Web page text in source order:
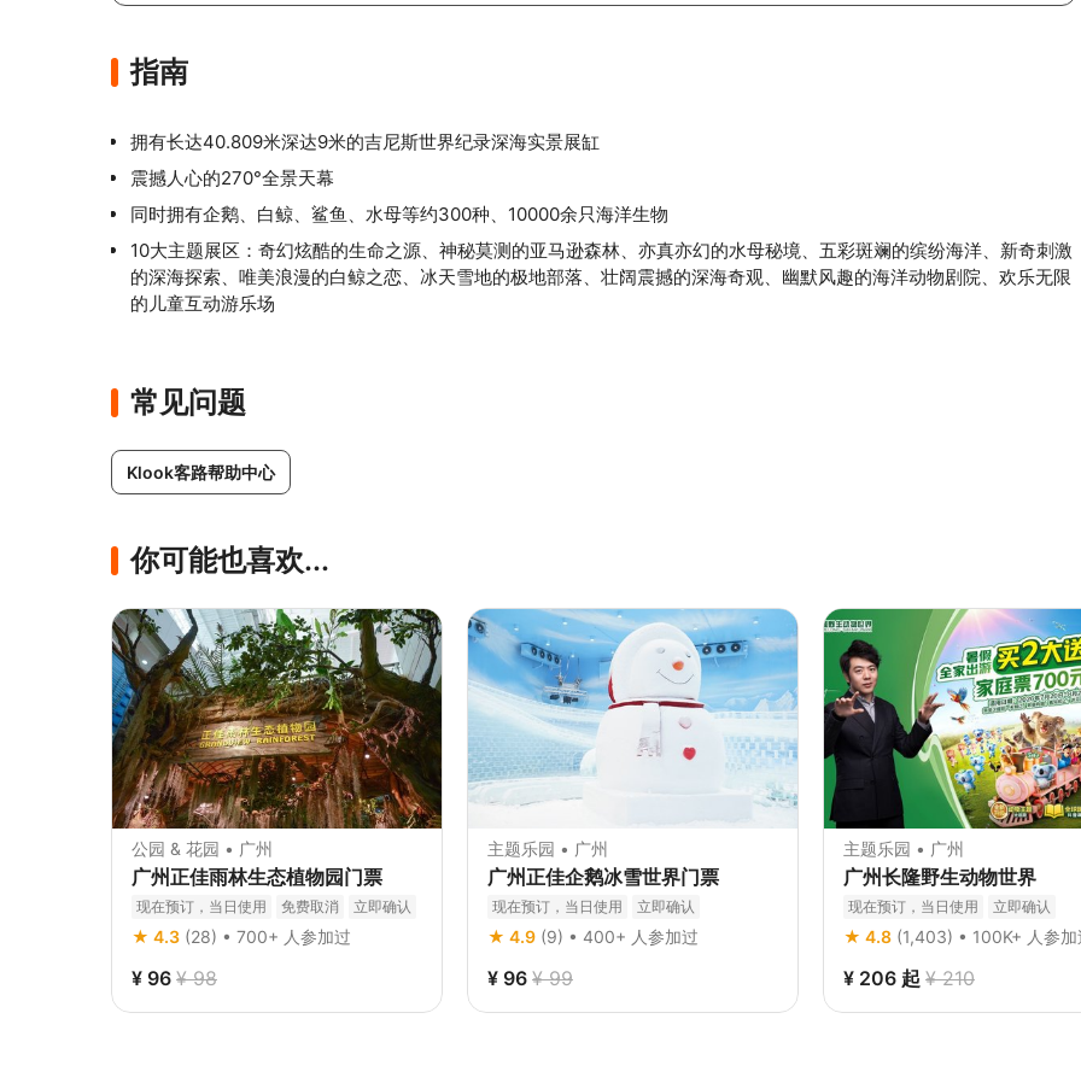
指南
拥有长达40.809米深达9米的吉尼斯世界纪录深海实景展缸
震撼人心的270°全景天幕
同时拥有企鹅、白鲸、鲨鱼、水母等约300种、10000余只海洋生物
10大主题展区：奇幻炫酷的生命之源、神秘莫测的亚马逊森林、亦真亦幻的水母秘境、五彩斑斓的缤纷海洋、新奇刺激
的深海探索、唯美浪漫的白鲸之恋、冰天雪地的极地部落、壮阔震撼的深海奇观、幽默风趣的海洋动物剧院、欢乐无限
的儿童互动游乐场
常见问题
Klook客路帮助中心
你可能也喜欢...
公园 & 花园 • 广州
广州正佳雨林生态植物园门票
现在预订，当日使用 免费取消 立即确认
★ 4.3 (28) • 700+ 人参加过
¥ 96 ¥ 98
主题乐园 • 广州
广州正佳企鹅冰雪世界门票
现在预订，当日使用 立即确认
★ 4.9 (9) • 400+ 人参加过
¥ 96 ¥ 99
主题乐园 • 广州
广州长隆野生动物世界
现在预订，当日使用 立即确认
★ 4.8 (1,403) • 100K+ 人参加
¥ 206 起 ¥ 210